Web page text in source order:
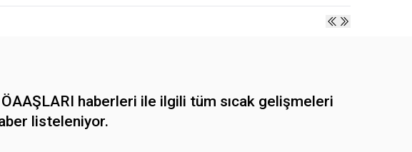
haberleri ile ilgili tüm sıcak gelişmeleri
listeleniyor.